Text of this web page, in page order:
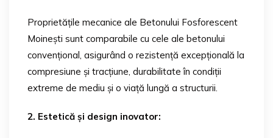
Proprietățile mecanice ale Betonului Fosforescent
Moinești sunt comparabile cu cele ale betonului
convențional, asigurând o rezistență excepțională la
compresiune și tracțiune, durabilitate în condiții
extreme de mediu și o viață lungă a structurii.
2. Estetică și design inovator: